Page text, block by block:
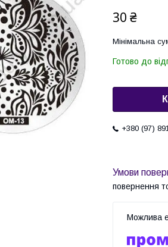
30 ₴
Мінімальна
Готово до
+380 (97)
повернення